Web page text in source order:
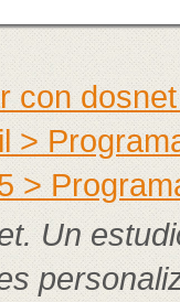
con
>
>
Un